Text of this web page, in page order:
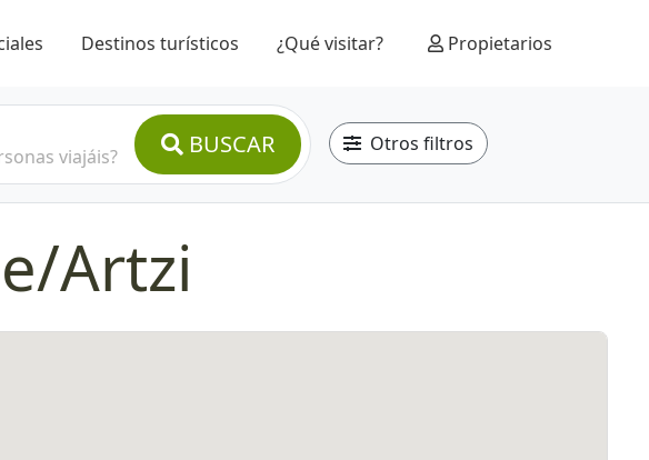
Destinos turísticos ¿Qué visitar? Propietarios
viajáis?
BUSCAR Otros filtros
Artzi